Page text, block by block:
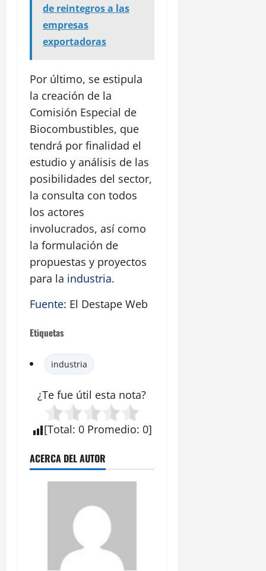
de reintegros a las
empresas
exportadoras
Por último, se estipula
la creación de la
Comisión Especial de
Biocombustibles, que
tendrá por finalidad el
estudio y análisis de las
posibilidades del sector,
la consulta con todos
los actores
involucrados, así como
la formulación de
propuestas y proyectos
para la industria.
Fuente: El Destape Web
Etiquetas
industria
¿Te fue útil esta nota?
[Total: 0 Promedio: 0]
ACERCA DEL AUTOR